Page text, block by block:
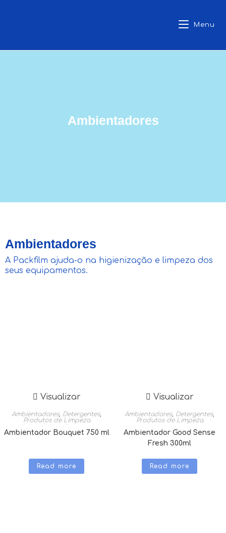
Menu
Ambientadores
Ambientadores
A Packfilm ajuda-o na higienização e limpeza dos
seus equipamentos.
Visualizar
Ambientadores, Detergentes,
Produtos de Limpeza
Ambientador Bouquet 750 ml
Read more
Visualizar
Ambientadores, Detergentes,
Produtos de Limpeza
Ambientador Good Sense
Fresh 300ml
Read more